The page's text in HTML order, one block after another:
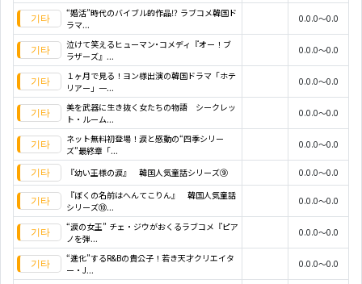
“婚活”時代のバイブル的作品!? ラブコメ韓国ド
ラマ...
0.0.0～0.0
泣けて笑えるヒューマン･コメディ『オー！ブ
ラザーズ』...
0.0.0～0.0
１ヶ月で見る！ヨン様出演の韓国ドラマ「ホテ
リアー」一...
0.0.0～0.0
美を武器に生き抜く女たちの物語 シークレッ
ト・ルーム...
0.0.0～0.0
ネット無料初登場！涙と感動の“四季シリー
ズ”最終章「...
0.0.0～0.0
『幼い王様の涙』 韓国人気童話シリーズ⑨
0.0.0～0.0
『ぼくの名前はへんてこりん』 韓国人気童話
シリーズ⑩...
0.0.0～0.0
“涙の女王” チェ・ジウがおくるラブコメ『ピア
ノを弾...
0.0.0～0.0
“進化”するR&Bの貴公子！若き天才クリエイタ
ー・J...
0.0.0～0.0